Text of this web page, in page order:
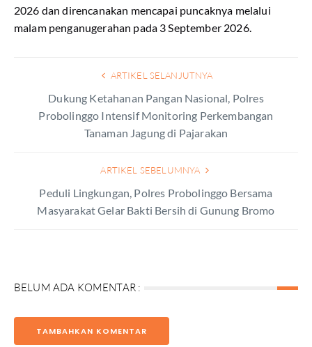
2026 dan direncanakan mencapai puncaknya melalui
malam penganugerahan pada 3 September 2026.
ARTIKEL SELANJUTNYA
Dukung Ketahanan Pangan Nasional, Polres
Probolinggo Intensif Monitoring Perkembangan
Tanaman Jagung di Pajarakan
ARTIKEL SEBELUMNYA
Peduli Lingkungan, Polres Probolinggo Bersama
Masyarakat Gelar Bakti Bersih di Gunung Bromo
BELUM ADA KOMENTAR :
TAMBAHKAN KOMENTAR